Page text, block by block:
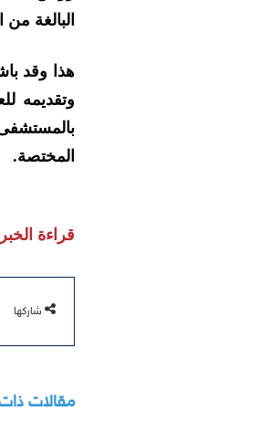
البالغة من العمر 31 سنة
هذا وقد
وتقديمه
المختصة.
قراءة
شاركها
مقالات